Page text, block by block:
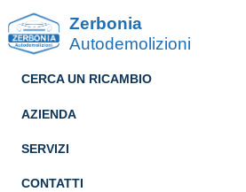
Zerbonia
Autodemolizioni
CERCA UN RICAMBIO
AZIENDA
SERVIZI
CONTATTI